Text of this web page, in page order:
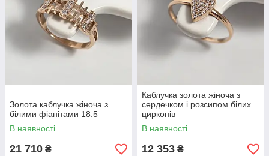
Золота каблучка жіноча з
білими фіанітами 18.5
В наявності
21 710 ₴
Каблучка золота жіноча з
сердечком і розсипом білих
цирконів
В наявності
12 353 ₴